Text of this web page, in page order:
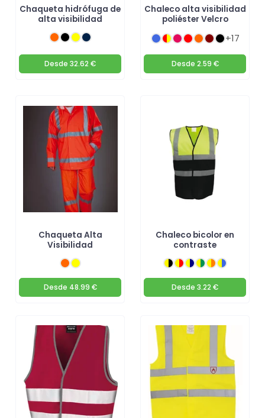
Chaqueta hidrófuga de
alta visibilidad
Desde 32.62 €
Chaleco alta visibilidad
poliéster Velcro
+17
Desde 2.59 €
Chaqueta Alta
Visibilidad
Desde 48.99 €
Chaleco bicolor en
contraste
Desde 3.22 €